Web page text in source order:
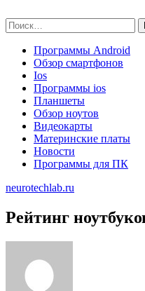
to
content
Найти:
Программы Android
Обзор смартфонов
Ios
Программы ios
Планшеты
Обзор ноутов
Видеокарты
Материнские платы
Новости
Программы для ПК
neurotechlab.ru
Рейтинг